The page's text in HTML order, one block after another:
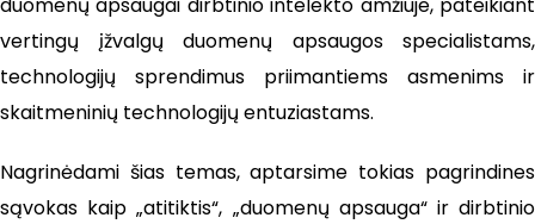
duomenų apsaugai dirbtinio intelekto amžiuje, pateikiant
vertingų įžvalgų duomenų apsaugos specialistams,
technologijų sprendimus priimantiems asmenims ir
skaitmeninių technologijų entuziastams.
Nagrinėdami šias temas, aptarsime tokias pagrindines
sąvokas kaip „atitiktis“, „duomenų apsauga“ ir dirbtinio